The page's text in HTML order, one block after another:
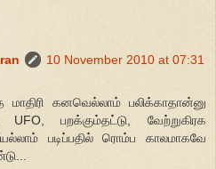
10 November 2010 at 07:31
கனவெல்லாம் பலிக்காதான்னு
பறக்கும்தட்டு, வேற்றுகிரக
படிப்பதில் ரொம்ப காலமாகவே